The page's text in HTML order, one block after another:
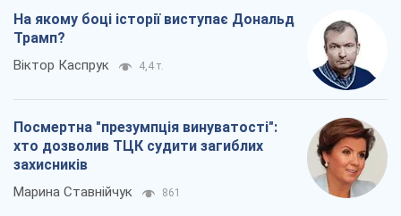
На якому боці історії виступає Дональд
Трамп?
Віктор Каспрук 4,4 т.
Посмертна "презумпція винуватості":
хто дозволив ТЦК судити загиблих
захисників
Марина Ставнійчук 861